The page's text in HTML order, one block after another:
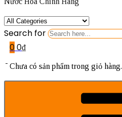
Search for
00₫
Chưa có sản phẩm trong giỏ hàng.